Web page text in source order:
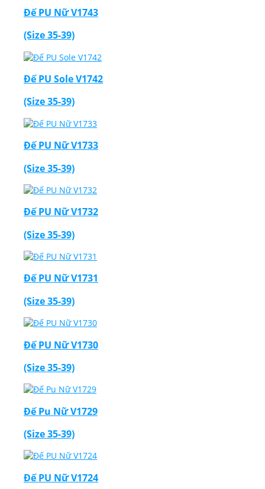
Đế PU Nữ V1743
(Size 35-39)
Đế PU Sole V1742
(Size 35-39)
Đế PU Nữ V1733
(Size 35-39)
Đế PU Nữ V1732
(Size 35-39)
Đế PU Nữ V1731
(Size 35-39)
Đế PU Nữ V1730
(Size 35-39)
Đế Pu Nữ V1729
(Size 35-39)
Đế PU Nữ V1724